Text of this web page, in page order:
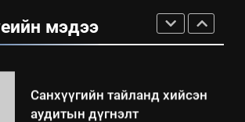
мэдээ
салбар зөвлөл” аяны хүрээнд
зохион байгуулах арга
хэмжээний төлөвлөгөө
ТАЗ-ЫН САЛБАР ЗӨВЛӨЛ
Санхүүгийн тайланд хийсэн
аудитын дүгнэлт